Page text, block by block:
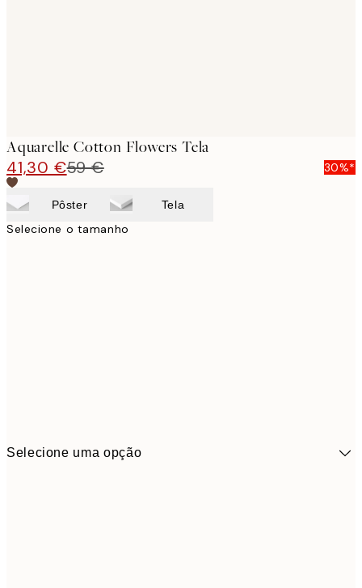
Aquarelle Cotton Flowers Tela
41,30 €59 € 30%*
Pôster Tela
Selecione o tamanho
Selecione uma opção